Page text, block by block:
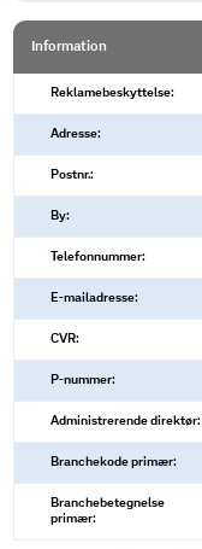
Information
Reklamebeskyttelse:
Adresse:
Postnr.:
By:
Telefonnummer:
E-mailadresse:
CVR:
P-nummer:
Administrerende direktør:
Branchekode primær:
Branchebetegnelse
primær: